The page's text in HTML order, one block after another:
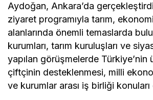
Aydoğan, Ankara’da
ziyaret programıyla tarım,
alanlarında önemli temaslarda
kurumları, tarım kuruluşları ve
yapılan görüşmelerde Türkiye’nin
çiftçinin desteklenmesi, milli
ve kurumlar arası iş birliği konuları